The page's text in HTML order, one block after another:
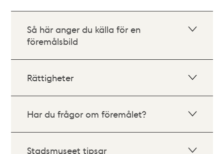
Så här anger du källa för en
föremålsbild
Rättigheter
Har du frågor om föremålet?
Stadsmuseet tipsar